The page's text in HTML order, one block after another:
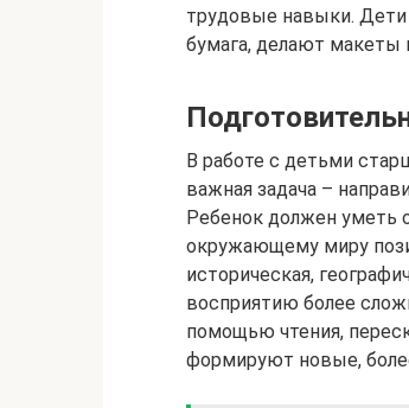
трудовые навыки. Дети
бумага, делают макеты
В работе с детьми
важная задача –
Ребенок должен уметь
окружающему миру
историческая,
восприятию более
помощью чтения,
формируют новые,